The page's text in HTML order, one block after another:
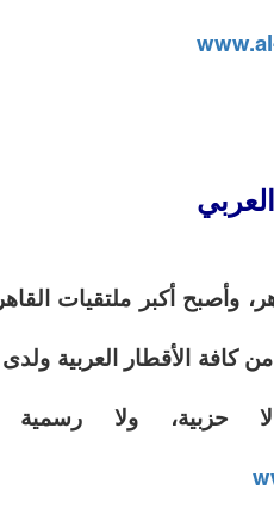
وأصبح أكبر ملتقيات
الأقطار العربية ولدى
حزبية، ولا رسمية